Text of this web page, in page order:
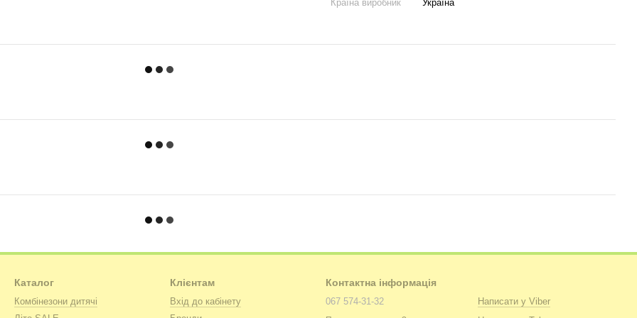
Країна виробник
Україна
Каталог
Комбінезони дитячі
Клієнтам
Вхід до кабінету
Контактна інформація
067 574-31-32
Написати у Viber